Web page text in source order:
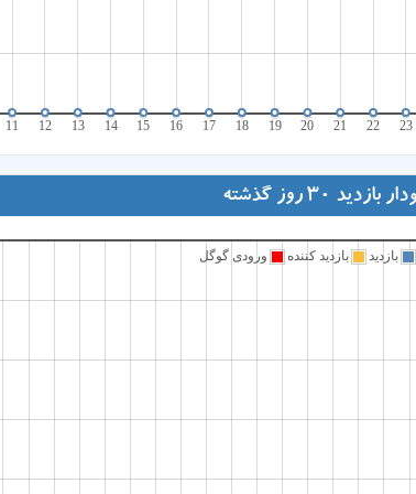
11 12 13 14 15 16 17 18 19 20 21 22 23
بازدید 30 روز گذشته
بازدید
بازدید کننده ورودی گوگل